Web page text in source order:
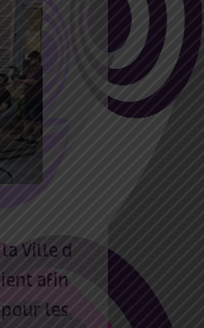
Ville de
nt afin de
les jeunes